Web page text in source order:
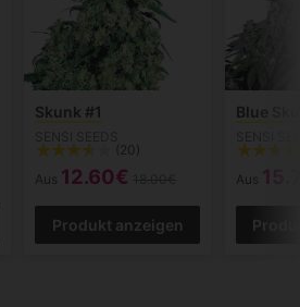
Skunk #1
(20)
Aus 12.60€
Produkt anzeigen
Blue
Aus